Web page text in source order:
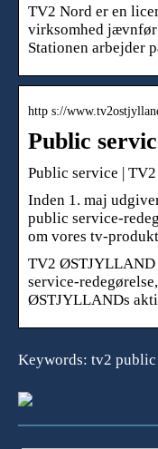
TV2 Nord er en
virksomhed
Stationen arbejder
http s://
Public
Public service |
Inden 1. maj
public service-
om vores tv-
TV2
service-
ØSTJYLLANDs
Keywords: tv2 public